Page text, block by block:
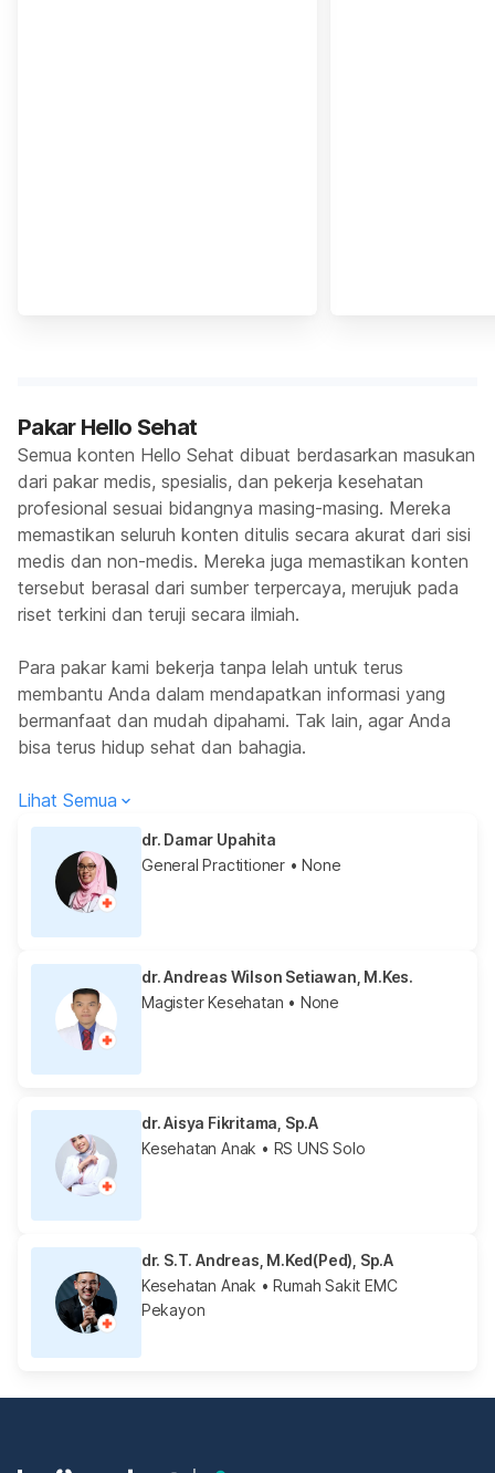
Pakar Hello Sehat
Semua konten Hello Sehat dibuat berdasarkan masukan
dari pakar medis, spesialis, dan pekerja kesehatan
profesional sesuai bidangnya masing-masing. Mereka
memastikan seluruh konten ditulis secara akurat dari sisi
medis dan non-medis. Mereka juga memastikan konten
tersebut berasal dari sumber terpercaya, merujuk pada
riset terkini dan teruji secara ilmiah.
Para pakar kami bekerja tanpa lelah untuk terus
membantu Anda dalam mendapatkan informasi yang
bermanfaat dan mudah dipahami. Tak lain, agar Anda
bisa terus hidup sehat dan bahagia.
Lihat Semua
dr. Damar Upahita
General Practitioner • None
dr. Andreas Wilson Setiawan, M.Kes.
Magister Kesehatan • None
dr. Aisya Fikritama, Sp.A
Kesehatan Anak • RS UNS Solo
dr. S.T. Andreas, M.Ked(Ped), Sp.A
Kesehatan Anak • Rumah Sakit EMC
Pekayon